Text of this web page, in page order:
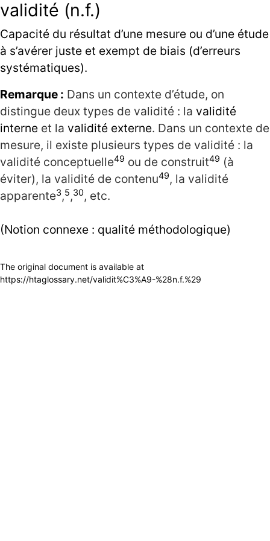
validité (n.f.)
Capacité du résultat d’une mesure ou d’une étude
à s’avérer juste et exempt de biais (d’erreurs
systématiques).
Remarque : Dans un contexte d’étude, on
distingue deux types de validité : la validité
interne et la validité externe. Dans un contexte de
mesure, il existe plusieurs types de validité : la
validité conceptuelle49 ou de construit49 (à
éviter), la validité de contenu49, la validité
apparente3,5,30, etc.
(Notion connexe : qualité méthodologique)
The original document is available at
https://htaglossary.net/validit%C3%A9-%28n.f.%29